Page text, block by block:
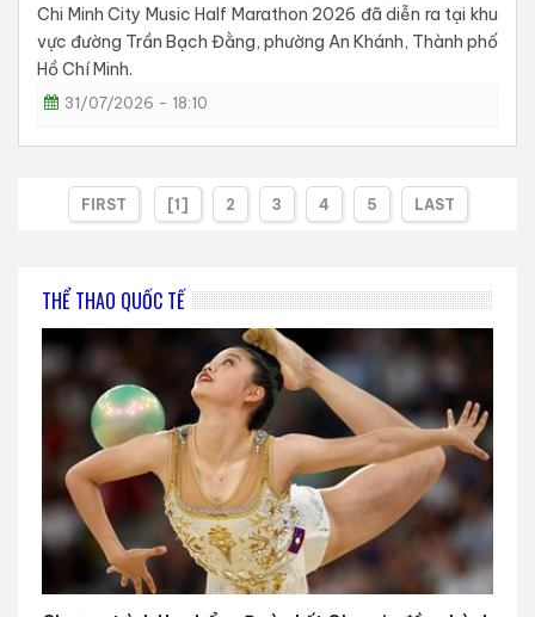
Chi Minh City Music Half Marathon 2026 đã diễn ra tại khu
vực đường Trần Bạch Đằng, phường An Khánh, Thành phố
Hồ Chí Minh.
31/07/2026 - 18:10
FIRST [1] 2 3 4 5 LAST
THỂ THAO QUỐC TẾ